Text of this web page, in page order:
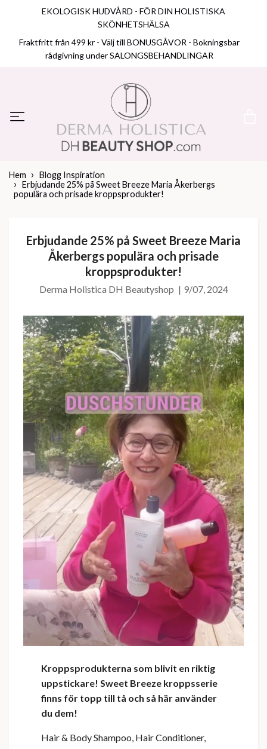
EKOLOGISK HUDVÅRD - FÖR DIN HOLISTISKA
SKÖNHETSHÄLSA
Fraktfritt från 499 kr - Välj till BONUSGÅVOR - Bokningsbar
rådgivning under SALONGSBEHANDLINGAR
Hem
Blogg Inspiration
Erbjudande 25% på Sweet Breeze Maria Åkerbergs
populära och prisade kroppsprodukter!
Erbjudande 25% på Sweet Breeze Maria
Åkerbergs populära och prisade
kroppsprodukter!
Derma Holistica DH Beautyshop | 9/07, 2024
Kroppsprodukterna som blivit en riktig
uppstickare! Sweet Breeze kroppsserie
finns för topp till tå och så här använder
du dem!
Hair & Body Shampoo, Hair Conditioner,